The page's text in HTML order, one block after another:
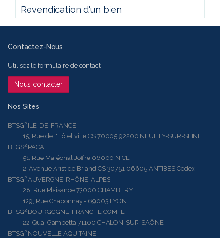
Revendication d'un bien
Contactez-Nous
Utilisez le formulaire de contact
Nous contacter
Nos Sites
BTSG² ILE-DE-FRANCE
15, Rue de l'Hôtel ville CS 70005 92200 NEUILLY-SUR-SEINE
BTGS² PACA
51, Rue Maréchal Joffre 06000 NICE
2, Avenue Aristide Briand CS 30751 06605 ANTIBES Cedex
BTSG² AUVERGNE-RHÔNE-ALPES
28, Rue Plaisance 73000 CHAMBERY
129, Rue Chaponnay - 69003 LYON
BTSG² BOURGOGNE-FRANCHE COMTE
22, Quai Gambetta 71100 CHALON-SUR-SAÔNE
BTSG² NOUVELLE AQUITAINE